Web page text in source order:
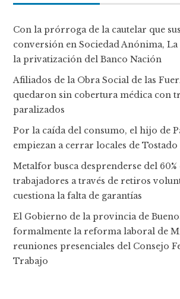
Con la prórroga de la cautelar que
conversión en Sociedad Anónima,
la privatización del Banco Nación
Afiliados de la Obra Social de las
quedaron sin cobertura médica con
paralizados
Por la caída del consumo, el hijo de
empiezan a cerrar locales de Tostado
Metalfor busca desprenderse del 60%
trabajadores a través de retiros
cuestiona la falta de garantías
El Gobierno de la provincia de
formalmente la reforma laboral de
reuniones presenciales del Consejo
Trabajo